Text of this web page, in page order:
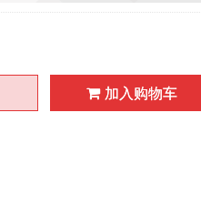
加入购物车